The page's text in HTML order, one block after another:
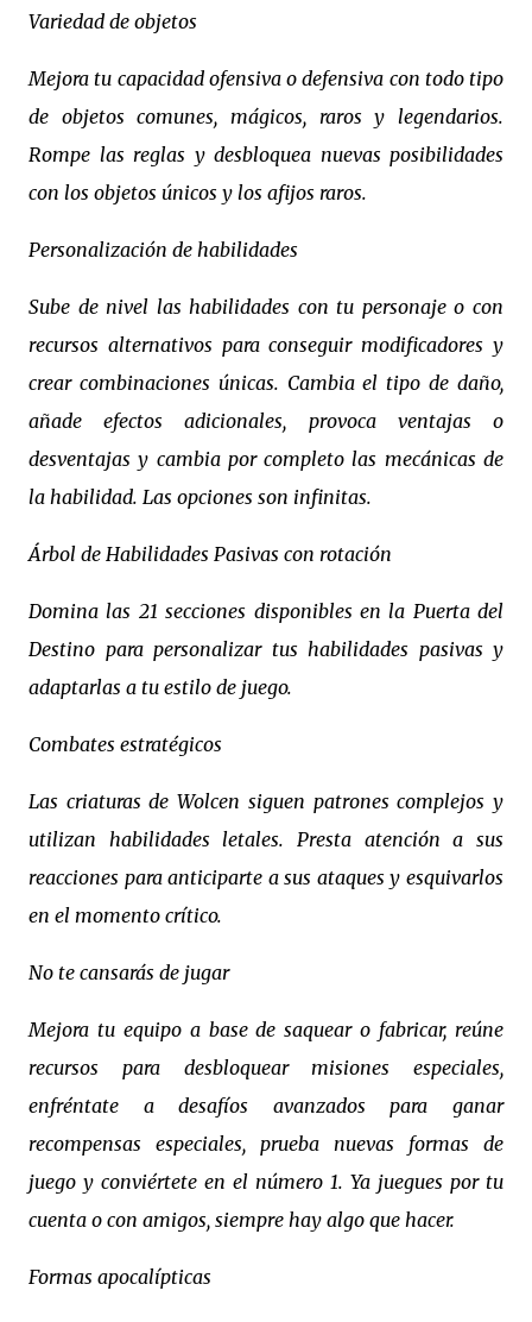
Variedad de objetos
Mejora tu capacidad ofensiva o defensiva con todo tipo
de objetos comunes, mágicos, raros y legendarios.
Rompe las reglas y desbloquea nuevas posibilidades
con los objetos únicos y los afijos raros.
Personalización de habilidades
Sube de nivel las habilidades con tu personaje o con
recursos alternativos para conseguir modificadores y
crear combinaciones únicas. Cambia el tipo de daño,
añade efectos adicionales, provoca ventajas o
desventajas y cambia por completo las mecánicas de
la habilidad. Las opciones son infinitas.
Árbol de Habilidades Pasivas con rotación
Domina las 21 secciones disponibles en la Puerta del
Destino para personalizar tus habilidades pasivas y
adaptarlas a tu estilo de juego.
Combates estratégicos
Las criaturas de Wolcen siguen patrones complejos y
utilizan habilidades letales. Presta atención a sus
reacciones para anticiparte a sus ataques y esquivarlos
en el momento crítico.
No te cansarás de jugar
Mejora tu equipo a base de saquear o fabricar, reúne
recursos para desbloquear misiones especiales,
enfréntate a desafíos avanzados para ganar
recompensas especiales, prueba nuevas formas de
juego y conviértete en el número 1. Ya juegues por tu
cuenta o con amigos, siempre hay algo que hacer.
Formas apocalípticas